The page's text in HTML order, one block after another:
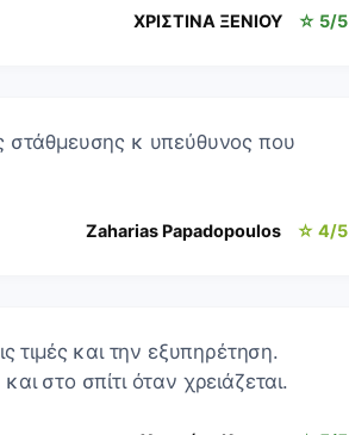
ΧΡΙΣΤΙΝΑ ΞΕΝΙΟΥ ☆ 5/5
στάθμευσης κ υπεύθυνος που
Zaharias Papadopoulos ☆ 4/5
τιμές και την εξυπηρέτηση.
στο σπίτι όταν χρειάζεται.